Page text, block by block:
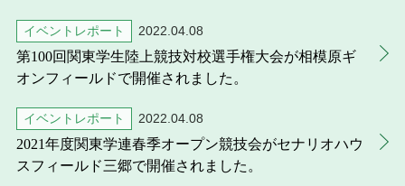
2022.04.08
イベントレポート
第100回関東学生陸上競技対校選手権大会が相模原ギ
オンフィールドで開催されました。
2022.04.08
イベントレポート
2021年度関東学連春季オープン競技会がセナリオハウ
スフィールド三郷で開催されました。